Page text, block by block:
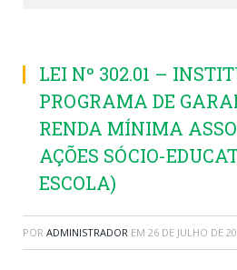
LEI Nº 302.01 –
PROGRAMA DE
RENDA MÍNIMA
AÇÕES SÓCIO-
ESCOLA)
POR ADMINISTRADOR EM 26 DE JULHO DE